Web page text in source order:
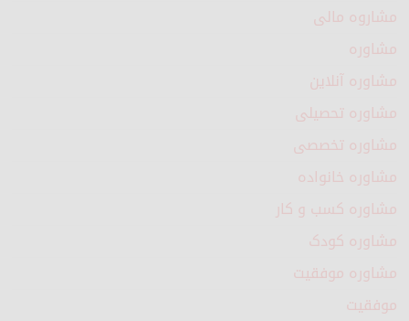
مشاروه مالی
مشاوره
مشاوره آنلاین
مشاوره تحصیلی
مشاوره تخصصی
مشاوره خانواده
مشاوره کسب و کار
مشاوره کودک
مشاوره موفقیت
موفقیت